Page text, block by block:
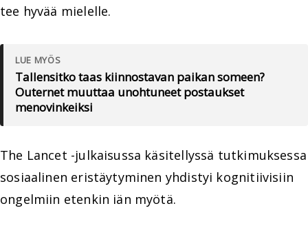
tee hyvää mielelle.
LUE MYÖS
Tallensitko taas kiinnostavan paikan someen?
Outernet muuttaa unohtuneet postaukset
menovinkeiksi
The Lancet -julkaisussa käsitellyssä tutkimuksessa
sosiaalinen eristäytyminen yhdistyi kognitiivisiin
ongelmiin etenkin iän myötä.